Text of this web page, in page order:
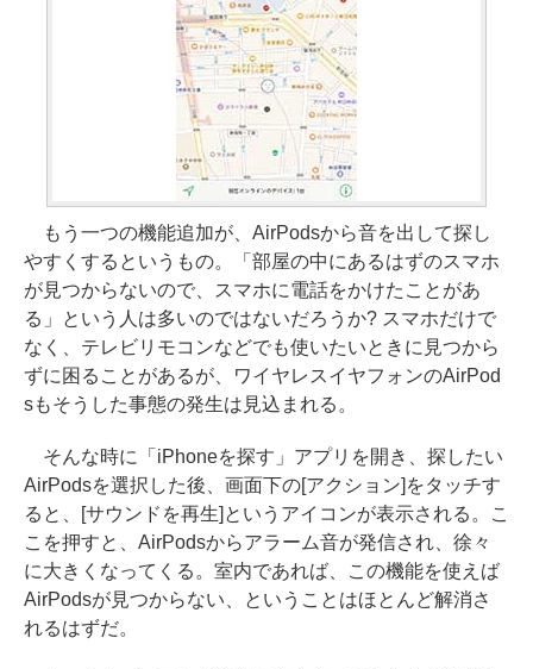
もう一つの機能追加が、AirPodsから音を出して探し
やすくするというもの。「部屋の中にあるはずのスマホ
が見つからないので、スマホに電話をかけたことがあ
る」という人は多いのではないだろうか? スマホだけで
なく、テレビリモコンなどでも使いたいときに見つから
ずに困ることがあるが、ワイヤレスイヤフォンのAirPod
sもそうした事態の発生は見込まれる。
そんな時に「iPhoneを探す」アプリを開き、探したい
AirPodsを選択した後、画面下の[アクション]をタッチす
ると、[サウンドを再生]というアイコンが表示される。こ
こを押すと、AirPodsからアラーム音が発信され、徐々
に大きくなってくる。室内であれば、この機能を使えば
AirPodsが見つからない、ということはほとんど解消さ
れるはずだ。